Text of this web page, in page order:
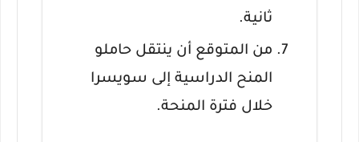
ثانية.
من المتوقع أن ينتقل حاملو
المنح الدراسية إلى سويسرا
خلال فترة المنحة.